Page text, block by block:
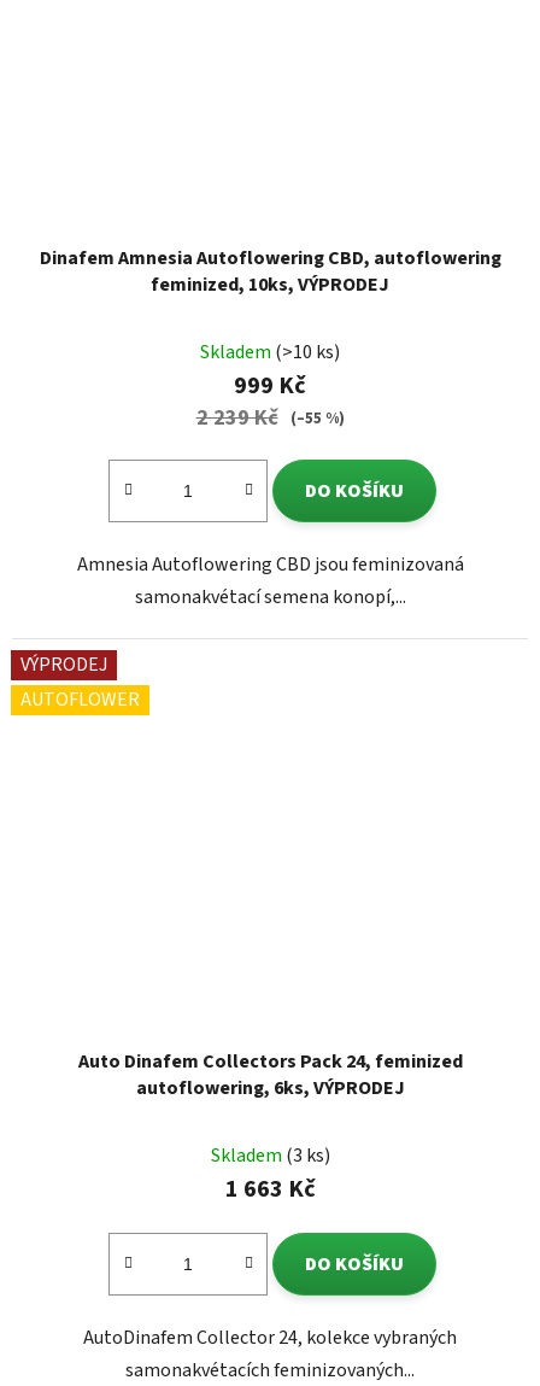
Dinafem Amnesia Autoflowering CBD, autoflowering
feminized, 10ks, VÝPRODEJ
Skladem (>10 ks)
999 Kč
2 239 Kč (–55 %)
DO KOŠÍKU
Amnesia Autoflowering CBD jsou feminizovaná
samonakvétací semena konopí,...
VÝPRODEJ
AUTOFLOWER
Auto Dinafem Collectors Pack 24, feminized
autoflowering, 6ks, VÝPRODEJ
Skladem (3 ks)
1 663 Kč
DO KOŠÍKU
AutoDinafem Collector 24, kolekce vybraných
samonakvétacích feminizovaných...